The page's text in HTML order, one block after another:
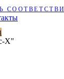
Х"